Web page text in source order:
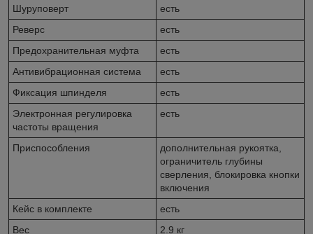
Шуруповерт
есть
Реверс
есть
Предохранительная муфта
есть
Антивибрационная система
есть
Фиксация шпинделя
есть
Электронная регулировка
частоты вращения
есть
Приспособления
дополнительная рукоятка,
ограничитель глубины
сверления, блокировка кнопки
включения
Кейс в комплекте
есть
Вес
2.9 кг